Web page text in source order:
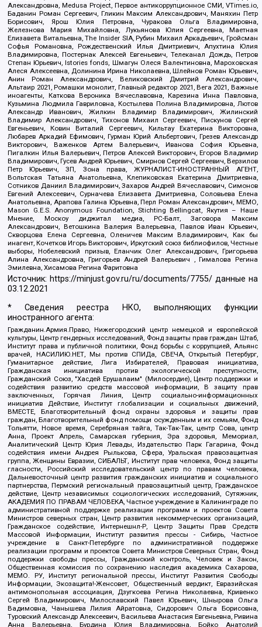
Александровна, Medusa Project, Первое антикоррупционное СМИ, VTimes.io,
Баданин Роман Сергеевич, Гликин Максим Александрович, Маняхин Петр
Борисович, Ярош Юлия Петровна, Чуракова Ольга Владимировна,
Железнова Мария Михайловна, Лукьянова Юлия Сергеевна, Маетная
Елизавета Витальевна, The Insider SIA, Рубин Михаил Аркадьевич, Гройсман
Софья Романовна, Рождественский Илья Дмитриевич, Апухтина Юлия
Владимировна, Постернак Алексей Евгеньевич, Телеканал Дождь, Петров
Степан Юрьевич, Istories fonds, Шмагун Олеся Валентиновна, Мароховская
Алеся Алексеевна, Долинина Ирина Николаевна, Шлейнов Роман Юрьевич,
Анин Роман Александрович, Великовский Дмитрий Александрович,
Альтаир 2021, Ромашки монолит, Главный редактор 2021, Вега 2021, Важные
иноагенты, Каткова Вероника Вячеславовна, Карезина Инна Павловна,
Кузьмина Людмила Гавриловна, Костылева Полина Владимировна, Лютов
Александр Иванович, Жилкин Владимир Владимирович, Жилинский
Владимир Александрович, Тихонов Михаил Сергеевич, Пискунов Сергей
Евгеньевич, Ковин Виталий Сергеевич, Кильтау Екатерина Викторовна,
Любарев Аркадий Ефимович, Гурман Юрий Альбертович, Грезев Александр
Викторович, Важенков Артем Валерьевич, Иванова София Юрьевна,
Пигалкин Илья Валерьевич, Петров Алексей Викторович, Егоров Владимир
Владимирович, Гусев Андрей Юрьевич, Смирнов Сергей Сергеевич, Верзилов
Петр Юрьевич, ЗП, Зона права, ЖУРНАЛИСТ-ИНОСТРАННЫЙ АГЕНТ,
Вольтская Татьяна Анатольевна, Клепиковская Екатерина Дмитриевна,
Сотников Даниил Владимирович, Захаров Андрей Вячеславович, Симонов
Евгений Алексеевич, Сурначева Елизавета Дмитриевна, Соловьева Елена
Анатольевна, Арапова Галина Юрьевна, Перл Роман Александрович, МЕМО,
Mason G.E.S. Anonymous Foundation, Stichting Bellingcat, Якутия – Наше
Мнение, Москоу диджитал медиа, РС-Балт, Заговора Максим
Александрович, Ветошкина Валерия Валерьевна, Павлов Иван Юрьевич,
Скворцова Елена Сергеевна, Оленичев Максим Владимирович, Как бы
инагент, Кочетков Игорь Викторович, Иркутский союз библиофилов, Честные
выборы, Нобелевский призыв, Еланчик Олег Александрович, Григорьева
Алина Александровна, Григорьев Андрей Валерьевич , Гималова Регина
Эмилевна, Хисамова Регина Фаритовна
Источник: https://minjust.gov.ru/ru/documents/7755/ данные на
03.12.2021
* Сведения реестра НКО, выполняющих функции
иностранного агента:
Гражданин.Армия.Право, Нижегородский центр немецкой и европейской
культуры, Центр гендерных исследований, Фонд защиты прав граждан Штаб,
Институт права и публичной политики, Фонд борьбы с коррупцией, Альянс
врачей, НАСИЛИЮ.НЕТ, Мы против СПИДа, СВЕЧА, Открытый Петербург,
Гуманитарное действие, Лига Избирателей, Правовая инициатива,
Гражданская инициатива против экологической преступности,
Гражданский Союз, "Хасдей Ерушалаим" (Милосердие), Центр поддержки и
содействия развитию средств массовой информации, В защиту прав
заключенных, Горячая Линия, Центр социально-информационных
инициатив Действие, Институт глобализации и социальных движений,
ВМЕСТЕ, Благотворительный фонд охраны здоровья и защиты прав
граждан, Благотворительный фонд помощи осужденным и их семьям, Фонд
Тольятти, Новое время, Серебряная тайга, Так-Так-Так, центр Сова, центр
Анна, Проект Апрель, Самарская губерния, Эра здоровья, Мемориал,
Аналитический Центр Юрия Левады, Издательство Парк Гагарина, Фонд
содействия имени Андрея Рылькова, Сфера, Уральская правозащитная
группа, Женщины Евразии, СИБАЛЬТ, Институт прав человека, Фонд защиты
гласности, Российский исследовательский центр по правам человека,
Дальневосточный центр развития гражданских инициатив и социального
партнерства, Пермский региональный правозащитный центр, Гражданское
действие, Центр независимых социологических исследований, Сутяжник,
АКАДЕМИЯ ПО ПРАВАМ ЧЕЛОВЕКА, Частное учреждение в Калининграде по
административной поддержке реализации программ и проектов Совета
Министров северных стран, Центр развития некоммерческих организаций,
Гражданское содействие, Интернешнл-Р, Центр Защиты Прав Средств
Массовой Информации, Институт развития прессы - Сибирь, Частное
учреждение в Санкт-Петербурге по административной поддержке
реализации программ и проектов Совета Министров Северных Стран, Фонд
поддержки свободы прессы, Гражданский контроль, Человек и Закон,
Общественная комиссия по сохранению наследия академика Сахарова,
МЕМО. РУ, Институт региональной прессы, Институт Развития Свободы
Информации, Экозащита!-Женсовет, Общественный вердикт, Евразийская
антимонопольная ассоциация, Дзугкоева Регина Николаевна, Кривенко
Сергей Владимирович, Милославский Павел Юрьевич, Шнырова Ольга
Вадимовна, Чанышева Лилия Айратовна, Сидорович Ольга Борисовна,
Туровский Александр Алексеевич, Васильева Анастасия Евгеньевна, Ривина
Анна Валерьевна, Бурдина Юлия Владимировна, Бойко Анатолий